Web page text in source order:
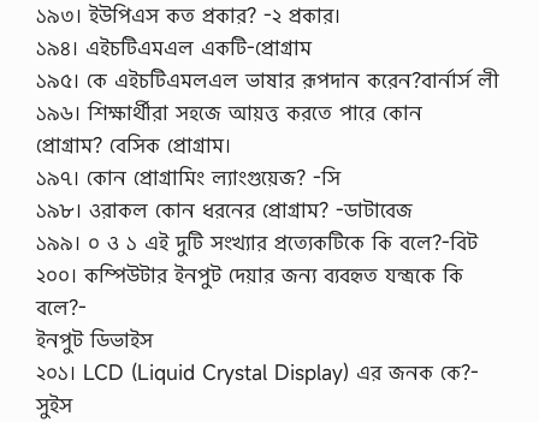
১৯৩। ইউপিএস কত প্রকার? -২ প্রকার।
১৯৪। এইচটিএমএল একটি-প্রোগ্রাম
১৯৫। কে এইচটিএমলএল ভাষার রূপদান করেন?বার্নার্স লী
১৯৬। শিক্ষার্থীরা সহজে আয়ত্ত করতে পারে কোন
প্রোগ্রাম? বেসিক প্রোগ্রাম।
১৯৭। কোন প্রোগ্রামিং ল্যাংগুয়েজ? -সি
১৯৮। ওরাকল কোন ধরনের প্রোগ্রাম? -ডাটাবেজ
১৯৯। ০ ও ১ এই দুটি সংখ্যার প্রত্যেকটিকে কি বলে?-বিট
২০০। কম্পিউটার ইনপুট দেয়ার জন্য ব্যবহৃত যন্ত্রকে কি
বলে?-
ইনপুট ডিভাইস
২০১। LCD (Liquid Crystal Display) এর জনক কে?-
সুইস